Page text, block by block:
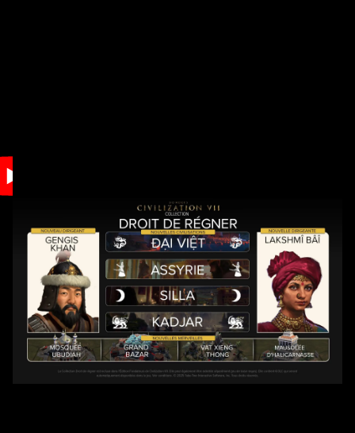
& Play
En cliquant sur
Jouer, vous
acceptez la
politique de
confidentialité
de YouTubeet le
transfert de